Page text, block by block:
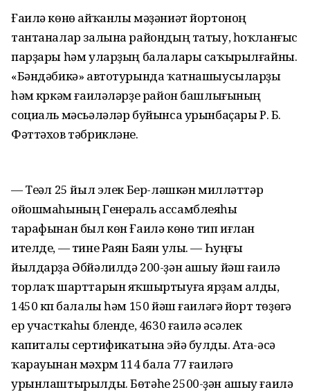
Ғаилә көнө айҡанлы мәҙәниәт йортоноң
тантаналар залына райондың татыу, һоҡланғыс
парҙары һәм уларҙың балалары саҡырылғайны.
«Бәндәбикә» автотурында ҡатнашыусыларҙы
һәм күркәм ғаиләләрҙе район башлығының
социаль мәсьәләләр буйынса урынбаҫары Р. Б.
Фәттәхов тәбрикләне.
— Теүәл 25 йыл элек Бер-ләшкән милләттәр
ойошмаһының Генераль ассамблеяһы
тарафынан был көн Ғаилә көнө тип иғлан
ителде, — тине Раян Баян улы. — Һуңғы
йылдарҙа Әбйәлилдә 200-ҙән ашыу йәш ғаилә
торлаҡ шарттарын яҡшыртыуға ярҙам алды,
1450 күп балалы һәм 150 йәш ғаиләгә йорт төҙөүгә
ер участкаһы бүленде, 4630 ғаилә әсәлек
капиталы сертификатына эйә булды. Ата-әсә
ҡарауынан мәхрүм 114 бала 77 ғаиләгә
урынлаштырылды. Бөтәһе 2500-ҙән ашыу ғаилә